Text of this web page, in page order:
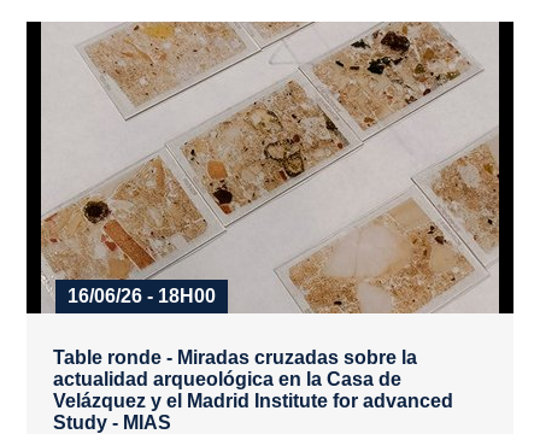
16/06/26 - 18H00
Table ronde - Miradas cruzadas sobre la
actualidad arqueológica en la Casa de
Velázquez y el Madrid Institute for advanced
Study - MIAS